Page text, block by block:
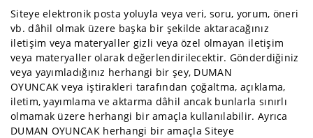
Gümüş
Hediyelikler
Kahve
Fincanı
Kapı
Boncuğu
Siteye elektronik posta yoluyla veya veri, soru, yorum, öneri
vb. dâhil olmak üzere başka bir şekilde aktaracağınız
iletişim veya materyaller gizli veya özel olmayan iletişim
veya materyaller olarak değerlendirilecektir. Gönderdiğiniz
veya yayımladığınız herhangi bir şey, DUMAN
OYUNCAK veya iştirakleri tarafından çoğaltma, açıklama,
iletim, yayımlama ve aktarma dâhil ancak bunlarla sınırlı
olmamak üzere herhangi bir amaçla kullanılabilir. Ayrıca
DUMAN OYUNCAK herhangi bir amaçla Siteye